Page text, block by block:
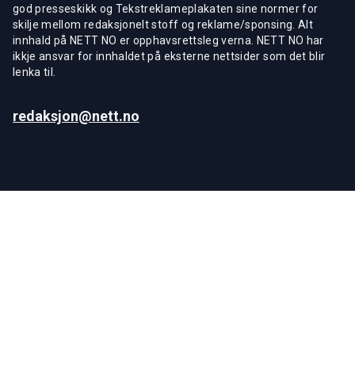
god presseskikk og Tekstreklameplakaten sine normer for
skilje mellom redaksjonelt stoff og reklame/sponsing. Alt
innhald på NETT NO er opphavsrettsleg verna. NETT NO har
ikkje ansvar for innhaldet på eksterne nettsider som det blir
lenka til.
redaksjon@nett.no